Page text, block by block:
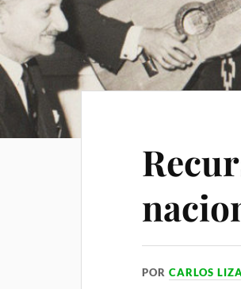
PORCARLOS
pa
m
m
p
a
r
i